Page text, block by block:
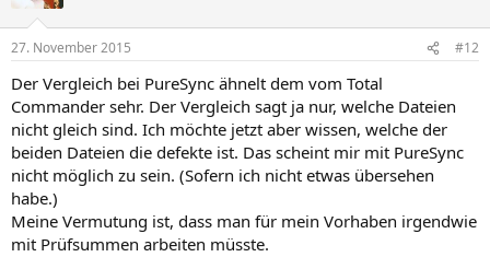
27. November 2015 #12
Der Vergleich bei PureSync ähnelt dem vom Total
Commander sehr. Der Vergleich sagt ja nur, welche Dateien
nicht gleich sind. Ich möchte jetzt aber wissen, welche der
beiden Dateien die defekte ist. Das scheint mir mit PureSync
nicht möglich zu sein. (Sofern ich nicht etwas übersehen
habe.)
Meine Vermutung ist, dass man für mein Vorhaben irgendwie
mit Prüfsummen arbeiten müsste.